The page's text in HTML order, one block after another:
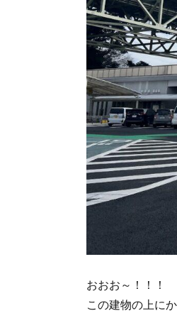
おおお～！！！
この建物の上に